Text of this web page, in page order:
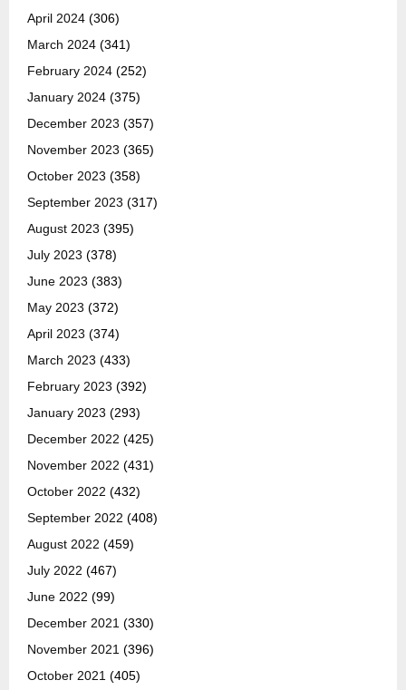
April 2024 (306)
March 2024 (341)
February 2024 (252)
January 2024 (375)
December 2023 (357)
November 2023 (365)
October 2023 (358)
September 2023 (317)
August 2023 (395)
July 2023 (378)
June 2023 (383)
May 2023 (372)
April 2023 (374)
March 2023 (433)
February 2023 (392)
January 2023 (293)
December 2022 (425)
November 2022 (431)
October 2022 (432)
September 2022 (408)
August 2022 (459)
July 2022 (467)
June 2022 (99)
December 2021 (330)
November 2021 (396)
October 2021 (405)